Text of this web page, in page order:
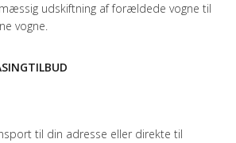
udskiftning af forældede vogne til
vogne.
til din adresse eller direkte til